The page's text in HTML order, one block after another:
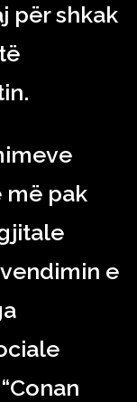
për shkak
më pak
e